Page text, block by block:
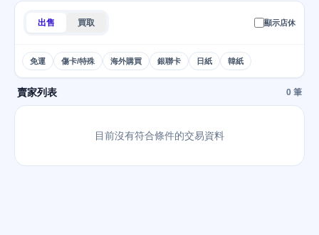
出售 買取 顯示店休
免運 傷卡/特殊 海外購買 銀聯卡 日紙 韓紙
賣家列表 0 筆
目前沒有符合條件的交易資料